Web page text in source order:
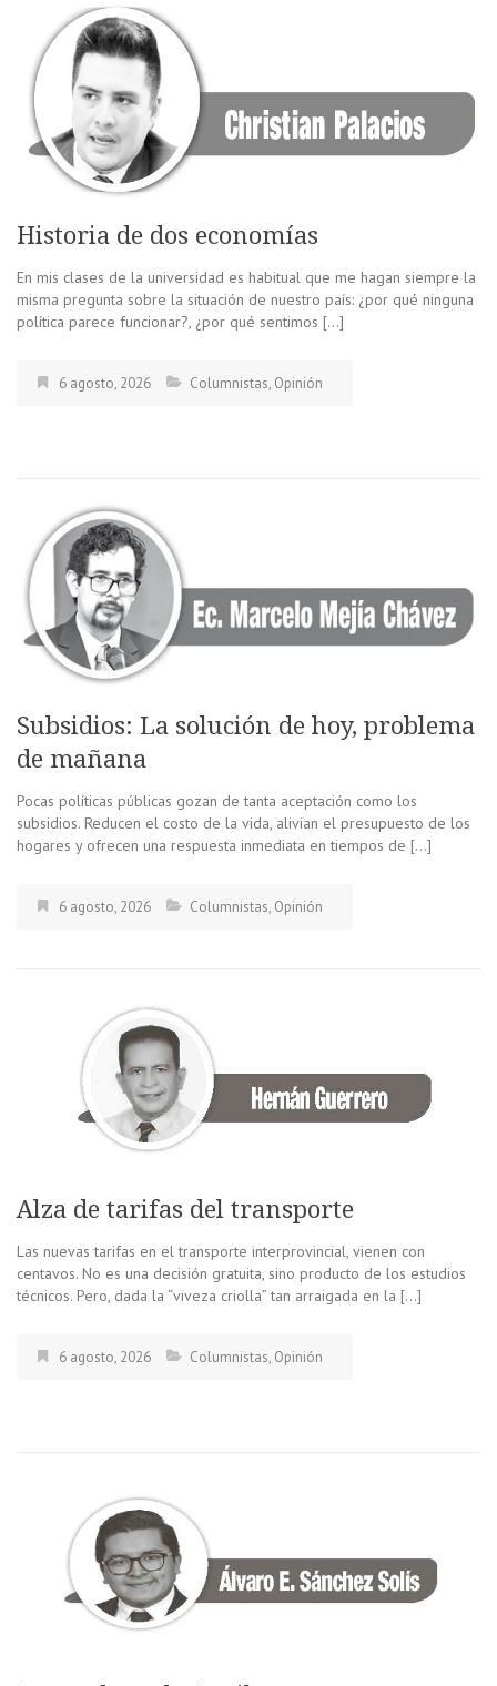
Historia de dos economías
En mis clases de la universidad es habitual que me hagan siempre la
misma pregunta sobre la situación de nuestro país: ¿por qué ninguna
política parece funcionar?, ¿por qué sentimos […]
6 agosto, 2026 Columnistas, Opinión
Subsidios: La solución de hoy, problema
de mañana
Pocas políticas públicas gozan de tanta aceptación como los
subsidios. Reducen el costo de la vida, alivian el presupuesto de los
hogares y ofrecen una respuesta inmediata en tiempos de […]
6 agosto, 2026 Columnistas, Opinión
Alza de tarifas del transporte
Las nuevas tarifas en el transporte interprovincial, vienen con
centavos. No es una decisión gratuita, sino producto de los estudios
técnicos. Pero, dada la “viveza criolla” tan arraigada en la […]
6 agosto, 2026 Columnistas, Opinión